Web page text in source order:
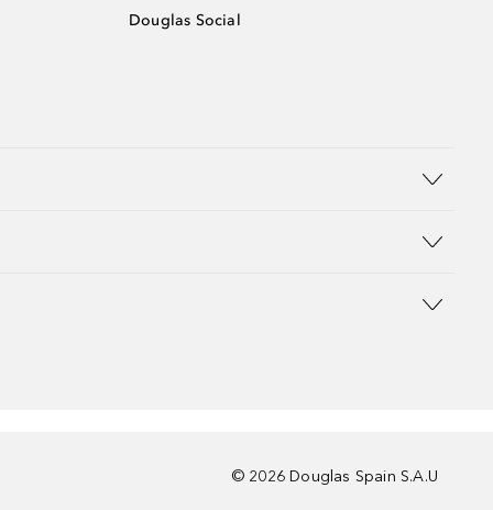
Douglas Social
© 2026 Douglas Spain S.A.U